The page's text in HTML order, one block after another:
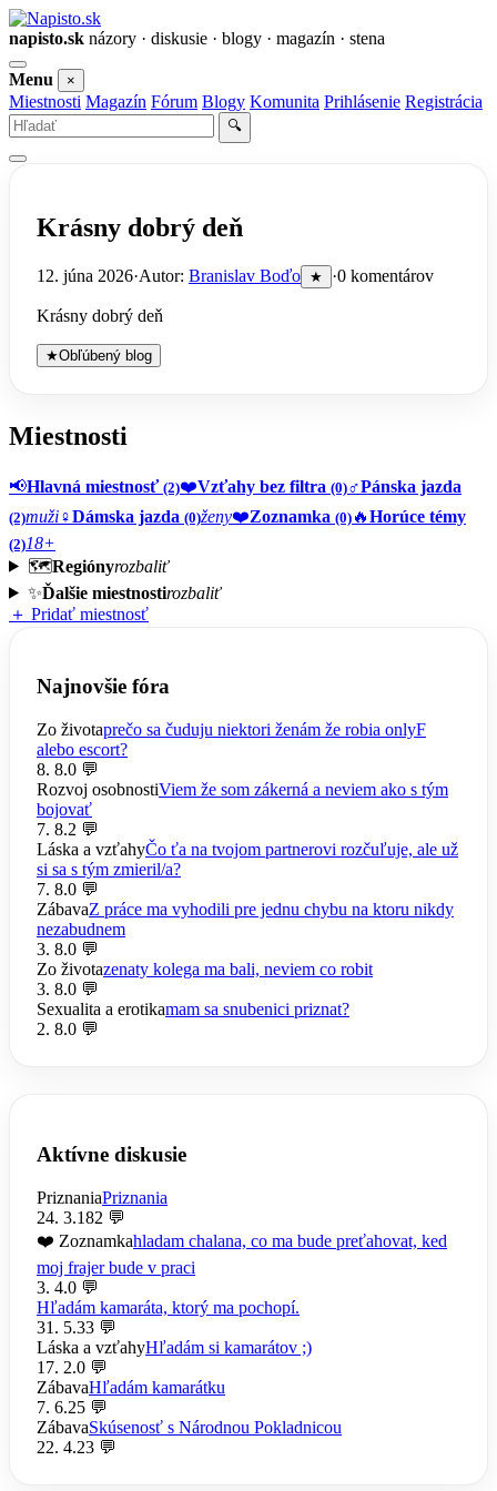
napisto.sk názory · diskusie · blogy · magazín · stena
Otvoriť
menu
Menu ×
Miestnosti Magazín Fórum Blogy Komunita Prihlásenie Registrácia
Vyhľadať
🔍
Krásny dobrý deň
12. júna 2026·Autor: Branislav Boďo ★ ·0 komentárov
Krásny dobrý deň
★Obľúbený blog
Miestnosti
📢Hlavná miestnosť (2)❤️Vzťahy bez filtra (0)♂️Pánska jazda
(2)muži♀️Dámska jazda (0)ženy❤️Zoznamka (0) 🔥Horúce témy
(2)18+
🗺️Regiónyrozbaliť
✨Ďalšie miestnostirozbaliť
＋ Pridať miestnosť
Najnovšie fóra
Zo životaprečo sa čuduju niektori ženám že robia onlyF
alebo escort?
8. 8.0 💬
Rozvoj osobnostiViem že som zákerná a neviem ako s tým
bojovať
7. 8.2 💬
Láska a vzťahyČo ťa na tvojom partnerovi rozčuľuje, ale už
si sa s tým zmieril/a?
7. 8.0 💬
ZábavaZ práce ma vyhodili pre jednu chybu na ktoru nikdy
nezabudnem
3. 8.0 💬
Zo životazenaty kolega ma bali, neviem co robit
3. 8.0 💬
Sexualita a erotikamam sa snubenici priznat?
2. 8.0 💬
Aktívne diskusie
PriznaniaPriznania
24. 3.182 💬
❤️ Zoznamkahladam chalana, co ma bude preťahovat, ked
moj frajer bude v praci
3. 4.0 💬
Hľadám kamaráta, ktorý ma pochopí.
31. 5.33 💬
Láska a vzťahyHľadám si kamarátov ;)
17. 2.0 💬
ZábavaHľadám kamarátku
7. 6.25 💬
ZábavaSkúsenosť s Národnou Pokladnicou
22. 4.23 💬